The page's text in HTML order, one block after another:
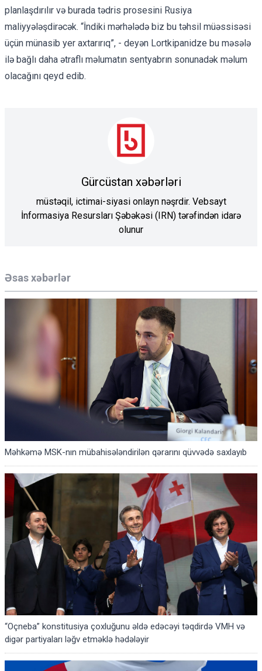
Əsas xəbərlər
Məhkəmə MSK-nın mübahisələndirilən qərarını qüvvədə saxlayıb
“Oçneba” konstitusiya çoxluğunu əldə edəcəyi təqdirdə VMH və
digər partiyaları ləğv etməklə hədələyir
planlaşdırılır və burada tədris prosesini Rusiya
maliyyələşdirəcək. “İndiki mərhələdə biz bu təhsil müəssisəsi
üçün münasib yer axtarırıq”, - deyən Lortkipanidze bu məsələ
ilə bağlı daha ətraflı məlumatın sentyabrın sonunadək məlum
olacağını qeyd edib.
Gürcüstan xəbərləri
müstəqil, ictimai-siyasi onlayn nəşrdir. Vebsayt
İnformasiya Resursları Şəbəkəsi (IRN) tərəfindən idarə
olunur